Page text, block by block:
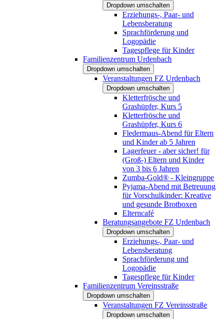
Dropdown umschalten
Erziehungs-, Paar- und
Lebensberatung
Sprachförderung und
Logopädie
Tagespflege für Kinder
Familienzentrum Urdenbach
Dropdown umschalten
Veranstaltungen FZ Urdenbach
Dropdown umschalten
Kletterfrösche und
Grashüpfer, Kurs 5
Kletterfrösche und
Grashüpfer, Kurs 6
Fledermaus-Abend für Eltern
und Kinder ab 5 Jahren
Lagerfeuer - aber sicher! für
(Groß-) Eltern und Kinder
von 3 bis 6 Jahren
Zumba-Gold® - Kleingruppe
Pyjama-Abend mit Betreuung
für Vorschulkinder: Kreative
und gesunde Brotboxen
Elterncafé
Beratungsangebote FZ Urdenbach
Dropdown umschalten
Erziehungs-, Paar- und
Lebensberatung
Sprachförderung und
Logopädie
Tagespflege für Kinder
Familienzentrum Vereinsstraße
Dropdown umschalten
Veranstaltungen FZ Vereinsstraße
Dropdown umschalten